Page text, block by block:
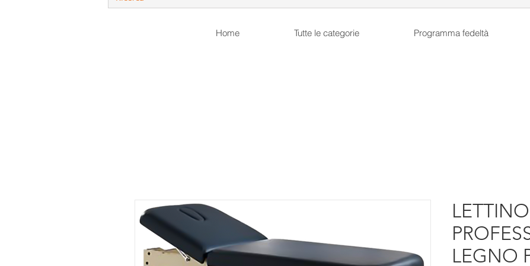
Home Tutte le categorie Programma fedeltà
LEGNO